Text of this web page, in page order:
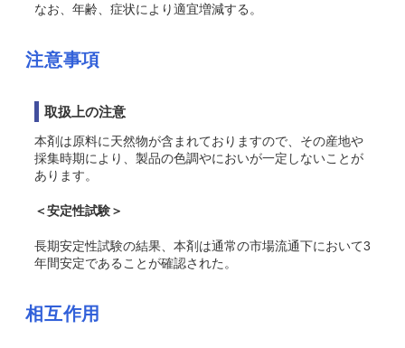
なお、年齢、症状により適宜増減する。
注意事項
取扱上の注意
本剤は原料に天然物が含まれておりますので、その産地や
採集時期により、製品の色調やにおいが一定しないことが
あります。
＜安定性試験＞
長期安定性試験の結果、本剤は通常の市場流通下において3
年間安定であることが確認された。
相互作用